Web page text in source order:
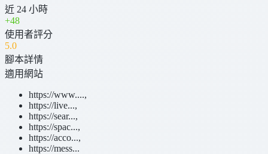
近 24 小時
+48
使用者評分
5.0
腳本詳情
適用網站
https://www....,
https://live...,
https://sear...,
https://spac...,
https://acco...,
https://mess...